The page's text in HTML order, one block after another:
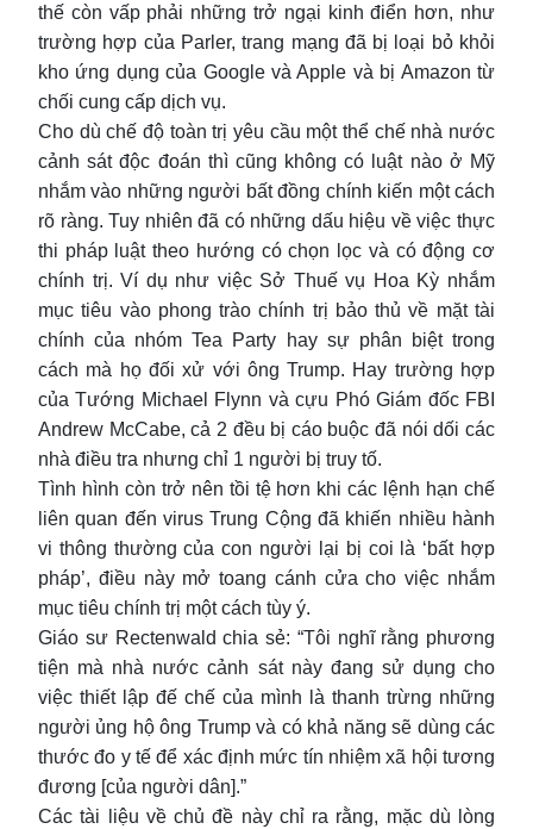
thế còn vấp phải những trở ngại kinh điển hơn, như
trường hợp của Parler, trang mạng đã bị loại bỏ khỏi
kho ứng dụng của Google và Apple và bị Amazon từ
chối cung cấp dịch vụ.
Cho dù chế độ toàn trị yêu cầu một thể chế nhà nước
cảnh sát độc đoán thì cũng không có luật nào ở Mỹ
nhắm vào những người bất đồng chính kiến một cách
rõ ràng. Tuy nhiên đã có những dấu hiệu về việc thực
thi pháp luật theo hướng có chọn lọc và có động cơ
chính trị. Ví dụ như việc Sở Thuế vụ Hoa Kỳ nhắm
mục tiêu vào phong trào chính trị bảo thủ về mặt tài
chính của nhóm Tea Party hay sự phân biệt trong
cách mà họ đối xử với ông Trump. Hay trường hợp
của Tướng Michael Flynn và cựu Phó Giám đốc FBI
Andrew McCabe, cả 2 đều bị cáo buộc đã nói dối các
nhà điều tra nhưng chỉ 1 người bị truy tố.
Tình hình còn trở nên tồi tệ hơn khi các lệnh hạn chế
liên quan đến virus Trung Cộng đã khiến nhiều hành
vi thông thường của con người lại bị coi là ‘bất hợp
pháp’, điều này mở toang cánh cửa cho việc nhắm
mục tiêu chính trị một cách tùy ý.
Giáo sư Rectenwald chia sẻ: “Tôi nghĩ rằng phương
tiện mà nhà nước cảnh sát này đang sử dụng cho
việc thiết lập đế chế của mình là thanh trừng những
người ủng hộ ông Trump và có khả năng sẽ dùng các
thước đo y tế để xác định mức tín nhiệm xã hội tương
đương [của người dân].”
Các tài liệu về chủ đề này chỉ ra rằng, mặc dù lòng